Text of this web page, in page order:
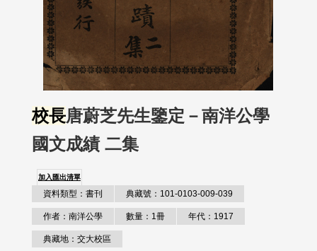
校長唐蔚芝先生鑒定－南洋公學
國文成績 二集
加入匯出清單
資料類型：書刊 典藏號：101-0103-009-039
作者：南洋公學 數量：1冊 年代：1917
典藏地：交大校區